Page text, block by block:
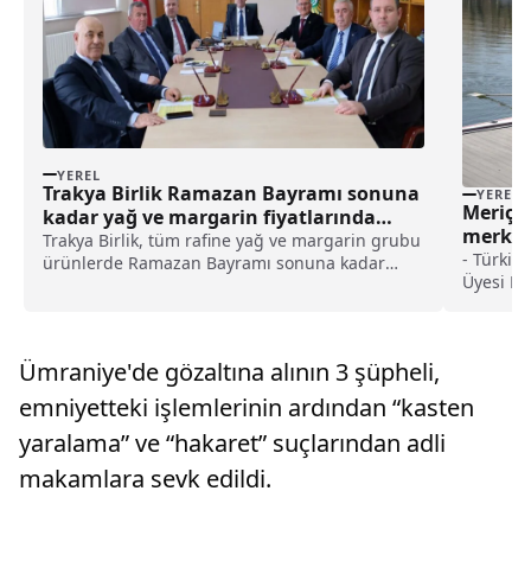
YEREL
Trakya Birlik Ramazan Bayramı sonuna
kadar yağ ve margarin fiyatlarında
değişikliğe gitmeyeceğini açıkladı:
haberi
Trakya Birlik, tüm rafine yağ ve margarin grubu
ürünlerde Ramazan Bayramı sonuna kadar
YEREL
Meriç
-
Üyesi
Ümraniye'de gözaltına alının 3 şüpheli,
emniyetteki işlemlerinin ardından “kasten
yaralama” ve “hakaret” suçlarından adli
makamlara sevk edildi.